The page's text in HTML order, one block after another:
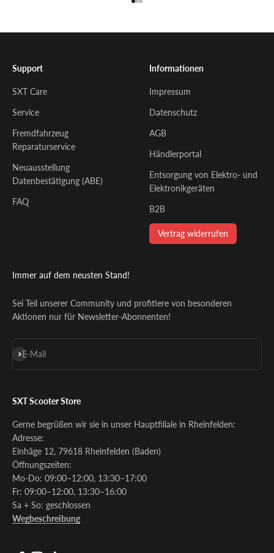
Support
SXT Care
Service
Fremdfahrzeug
Reparaturservice
Neuausstellung
Datenbestätigung (ABE)
FAQ
Informationen
Impressum
Datenschutz
AGB
Händlerportal
Entsorgung von Elektro- und
Elektronikgeräten
B2B
Vertrag widerrufen
Immer auf dem neusten Stand!
Sei Teil unserer Community und profitiere von besonderen
Aktionen nur für Newsletter-Abonnenten!
E-Mail
Abonnieren
SXT Scooter Store
Gerne begrüßen wir sie in unser Hauptfiliale in Rheinfelden:
Adresse:
Einhäge 12, 79618 Rheinfelden (Baden)
Öffnungszeiten:
Mo-Do: 09:00–12:00, 13:30–17:00
Fr: 09:00–12:00, 13:30–16:00
Sa + So: geschlossen
Wegbeschreibung